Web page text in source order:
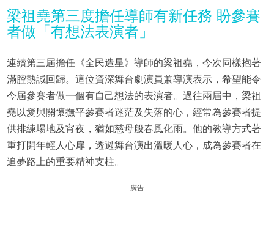
梁祖堯第三度擔任導師有新任務 盼參賽
者做「有想法表演者」
連續第三屆擔任《全民造星》導師的梁祖堯，今次同樣抱著
滿腔熱誠回歸。這位資深舞台劇演員兼導演表示，希望能令
今屆參賽者做一個有自己想法的表演者。過往兩屆中，梁祖
堯以愛與關懷撫平參賽者迷茫及失落的心，經常為參賽者提
供排練場地及宵夜，猶如慈母般春風化雨。他的教導方式著
重打開年輕人心扉，透過舞台演出溫暖人心，成為參賽者在
追夢路上的重要精神支柱。
廣告